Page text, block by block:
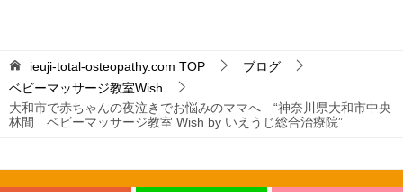
ieuji-total-osteopathy.com TOP
ブログ
ベビーマッサージ教室Wish
大和市で赤ちゃんの夜泣きでお悩みのママへ “神奈川県大和市中央
林間 ベビーマッサージ教室 Wish by いえうじ総合治療院”